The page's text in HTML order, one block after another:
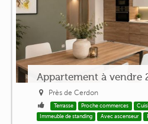
Appartement à vendre
Près de Cerdon
Terrasse Proche commerces
Immeuble de standing
Avec ascenseur